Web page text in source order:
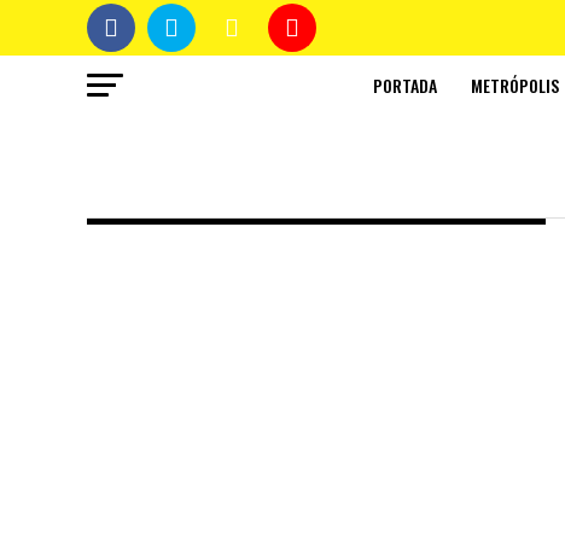
PORTADA METRÓPOLIS